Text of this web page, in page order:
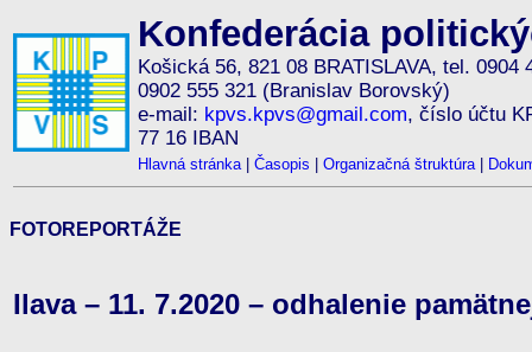
Konfederácia
Košická 56, 821 08 BRATISLAVA, tel. 0904
0902 555 321 (Branislav Borovský)
e-mail: kpvs.kpvs@gmail.com, číslo účtu
77 16 IBAN
Hlavná stránka| Časopis Organizačná štruktúra|
FOTOREPORTÁŽE
Ilava – 11. 7.2020 – odhalenie